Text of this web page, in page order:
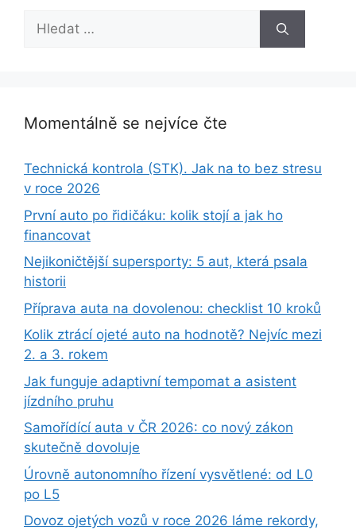
Hledat:
Momentálně se nejvíce čte
Technická kontrola (STK). Jak na to bez stresu
v roce 2026
První auto po řidičáku: kolik stojí a jak ho
financovat
Nejikoničtější supersporty: 5 aut, která psala
historii
Příprava auta na dovolenou: checklist 10 kroků
Kolik ztrácí ojeté auto na hodnotě? Nejvíc mezi
2. a 3. rokem
Jak funguje adaptivní tempomat a asistent
jízdního pruhu
Samořídící auta v ČR 2026: co nový zákon
skutečně dovoluje
Úrovně autonomního řízení vysvětlené: od L0
po L5
Dovoz ojetých vozů v roce 2026 láme rekordy,